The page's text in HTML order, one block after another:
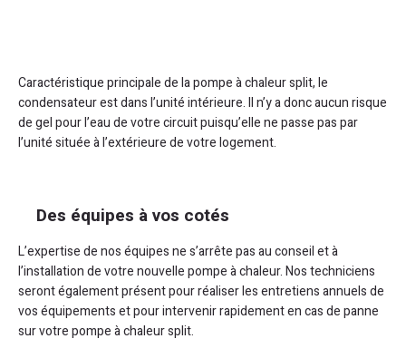
Caractéristique principale de la pompe à chaleur split, le
condensateur est dans l’unité intérieure. Il n’y a donc aucun risque
de gel pour l’eau de votre circuit puisqu’elle ne passe pas par
l’unité située à l’extérieure de votre logement.
Des équipes à vos cotés
L’expertise de nos équipes ne s’arrête pas au conseil et à
l’installation de votre nouvelle pompe à chaleur. Nos techniciens
seront également présent pour réaliser les entretiens annuels de
vos équipements et pour intervenir rapidement en cas de panne
sur votre pompe à chaleur split.